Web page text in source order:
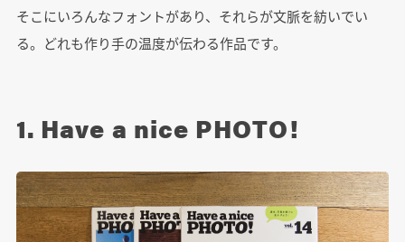
そこにいろんなフォントがあり、それらが文脈を紡いでい
る。どれも作り手の温度が伝わる作品です。
1. Have a nice PHOTO!